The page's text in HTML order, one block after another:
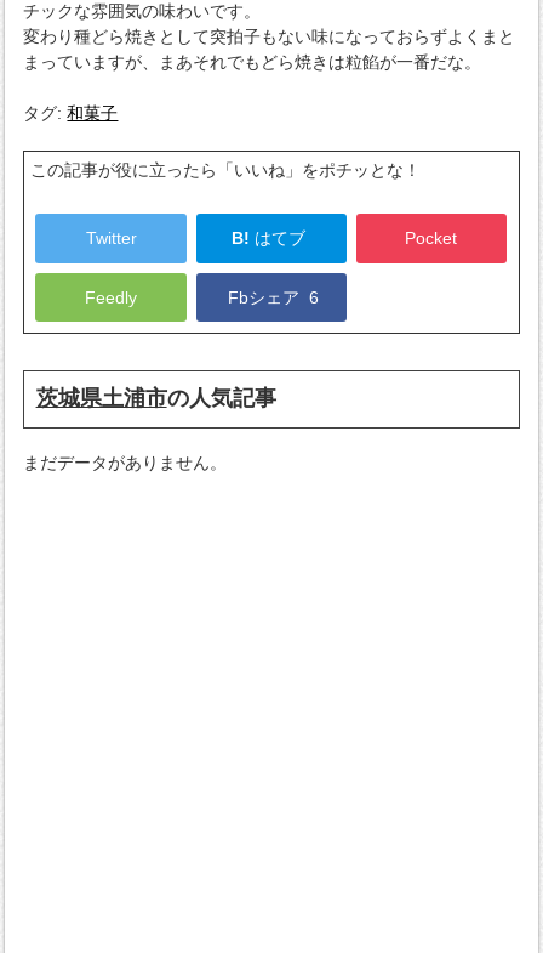
チックな雰囲気の味わいです。
変わり種どら焼きとして突拍子もない味になっておらずよくまと
まっていますが、まあそれでもどら焼きは粒餡が一番だな。
タグ:和菓子
この記事が役に立ったら「いいね」をポチッとな！
Twitter B! はてブ Pocket
Feedly Fbシェア6
茨城県土浦市の人気記事
まだデータがありません。